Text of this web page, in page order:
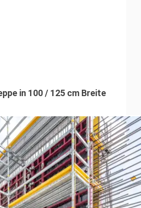
in 100 / 125 cm Breite